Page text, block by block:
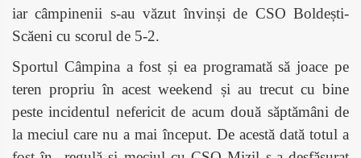
iar câmpinenii s-au văzut învinși de CSO Boldești-
Scăeni cu scorul de 5-2.
Sportul Câmpina a fost și ea programată să joace pe
teren propriu în acest weekend și au trecut cu bine
peste incidentul nefericit de acum două săptămâni de
la meciul care nu a mai început. De acestă dată totul a